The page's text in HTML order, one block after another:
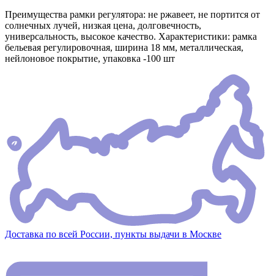
Преимущества рамки регулятора: не ржавеет, не портится от
солнечных лучей, низкая цена, долговечность,
универсальность, высокое качество. Характеристики: рамка
бельевая регулировочная, ширина 18 мм, металлическая,
нейлоновое покрытие, упаковка -100 шт
Доставка по всей России, пункты выдачи в Москве